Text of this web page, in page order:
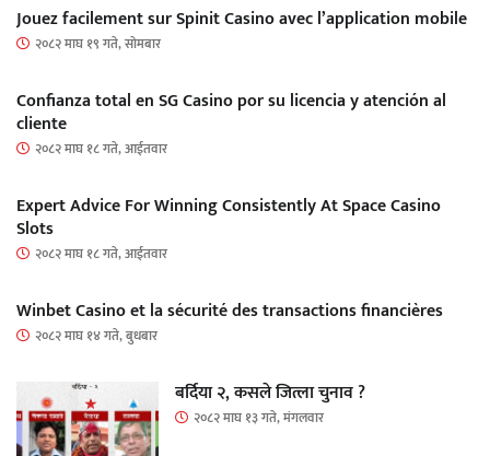
Jouez facilement sur Spinit Casino avec l’application mobile
२०८२ माघ १९ गते, सोमबार
Confianza total en SG Casino por su licencia y atención al
cliente
२०८२ माघ १८ गते, आईतवार
Expert Advice For Winning Consistently At Space Casino
Slots
२०८२ माघ १८ गते, आईतवार
Winbet Casino et la sécurité des transactions financières
२०८२ माघ १४ गते, बुधबार
बर्दिया २, कसले जित्ला चुनाव ?
२०८२ माघ १३ गते, मंगलवार